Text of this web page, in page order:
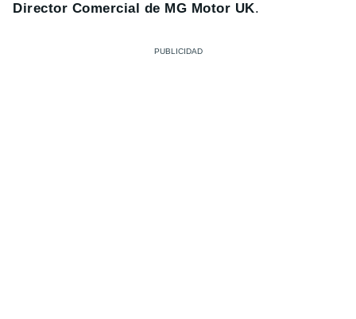
Director Comercial de MG Motor UK.